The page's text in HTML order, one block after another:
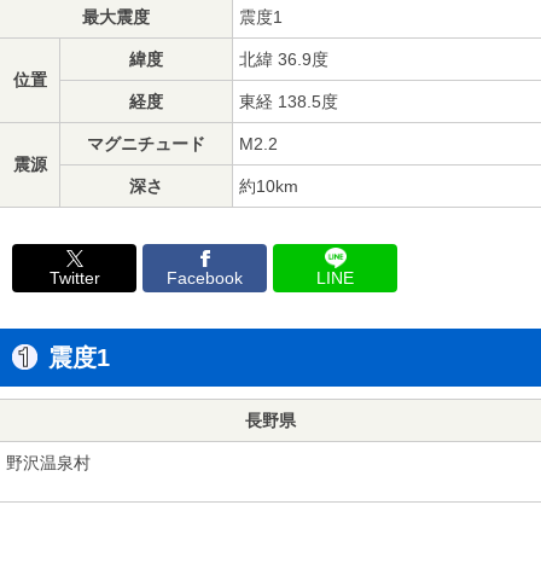
最大震度 震度1
位置
緯度 北緯 36.9度
経度 東経 138.5度
震源
マグニチュード M2.2
深さ 約10km
Twitter Facebook LINE
震度1
長野県
野沢温泉村